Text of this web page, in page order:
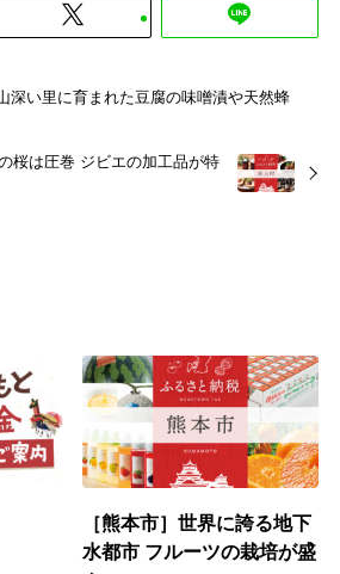
深い里に育まれた豆腐の味噌漬や天然蜂
桜は圧巻 ジビエの加工品が特
［熊本市］世界に誇る地下
水都市 フルーツの栽培が盛